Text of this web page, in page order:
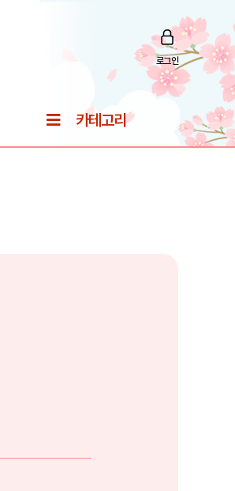
로그인
카테고리